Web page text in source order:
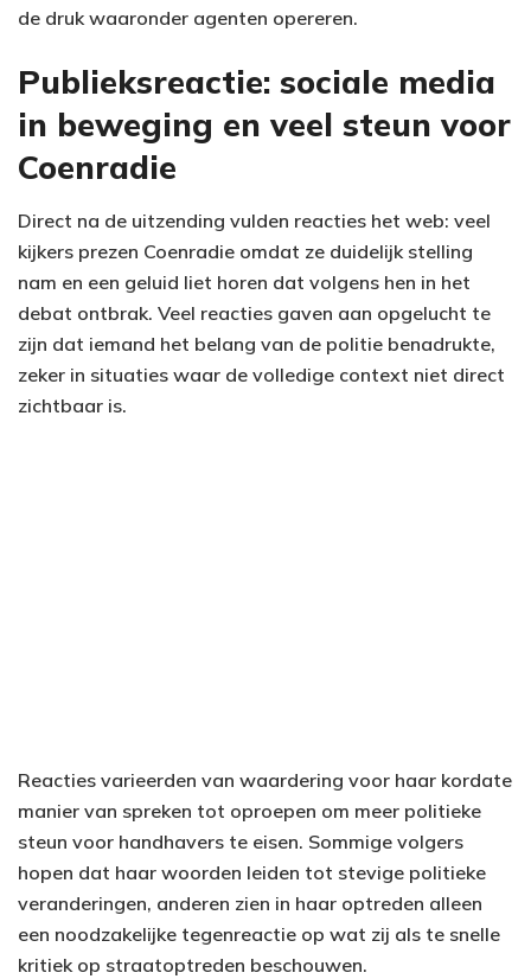
de druk waaronder agenten opereren.
Publieksreactie: sociale media
in beweging en veel steun voor
Coenradie
Direct na de uitzending vulden reacties het web: veel
kijkers prezen Coenradie omdat ze duidelijk stelling
nam en een geluid liet horen dat volgens hen in het
debat ontbrak. Veel reacties gaven aan opgelucht te
zijn dat iemand het belang van de politie benadrukte,
zeker in situaties waar de volledige context niet direct
zichtbaar is.
Reacties varieerden van waardering voor haar kordate
manier van spreken tot oproepen om meer politieke
steun voor handhavers te eisen. Sommige volgers
hopen dat haar woorden leiden tot stevige politieke
veranderingen, anderen zien in haar optreden alleen
een noodzakelijke tegenreactie op wat zij als te snelle
kritiek op straatoptreden beschouwen.